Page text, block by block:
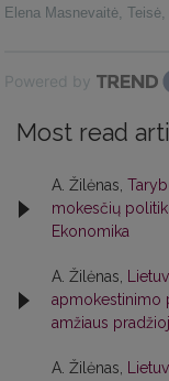
Elena Masnevaitė, Teisė,
Powered by
Most read
A. Žilėnas,
mokesčių
Ekonomika
A. Žilėnas,
apmokestinimo
amžiaus
A. Žilėnas,